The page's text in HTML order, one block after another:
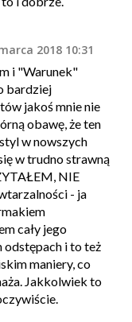
2018 10:31
i "Warunek"
bardziej
jakoś mnie nie
obawę, że ten
w nowszych
w trudno strawną
NIE
- ja
cały jego
i to też
maniery, co
Jakkolwiek to